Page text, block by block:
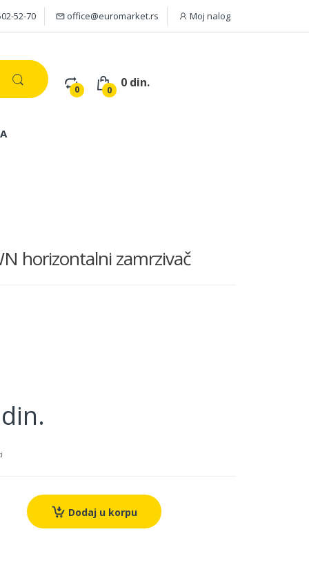
52-70 office@euromarket.rs Moj nalog
0 0
0 din.
horizontalni zamrzivač
Dodaj u korpu